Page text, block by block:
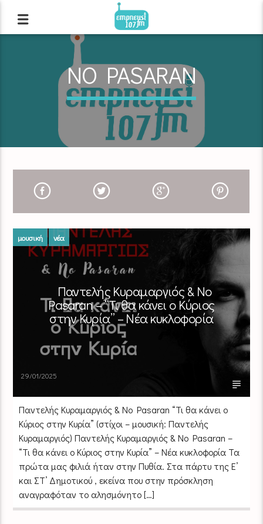
NO PASARAN
μουσική νέα
Παντελής Κυραμαργιός & No
Pasaran – “Τι θα κάνει ο Κύριος
στην Κυρία” – Νέα κυκλοφορία
29/01/2025
Παντελής Κυραμαργιός & No Pasaran “Τι θα κάνει ο
Κύριος στην Κυρία” (στίχοι – μουσική: Παντελής
Κυραμαργιός) Παντελής Κυραμαργιός & No Pasaran –
“Τι θα κάνει ο Κύριος στην Κυρία” – Νέα κυκλοφορία Τα
πρώτα μας φιλιά ήταν στην Πυθία. Στα πάρτυ της Ε’
και ΣΤ’ Δημοτικού , εκείνα που στην πρόσκληση
αναγραφόταν το αλησμόνητο […]